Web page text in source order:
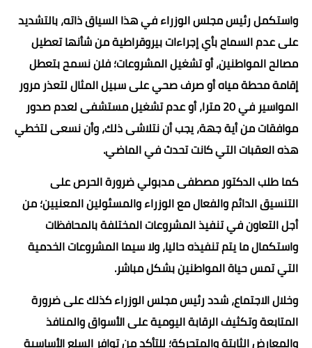
واستكمل رئيس مجلس الوزراء في هذا السياق ذاته، بالتشديد
على عدم السماح بأي إجراءات بيروقراطية من شأنها تعطيل
مصالح المواطنين، أو تشغيل المشروعات؛ فلن نسمح بتعطل
إقامة محطة مياه أو صرف صحي على سبيل المثال لتعذر مرور
المواسير في 20 مترا، أو عدم تشغيل مستشفى لعدم صدور
موافقات من أية جهة، يجب أن نتلاشى ذلك، وأن نسعى لتخطي
هذه العقبات التي كانت تحدث في الماضي.
كما طلب الدكتور مصطفى مدبولي ضرورة الحرص على
التنسيق الدائم والفعال مع الوزراء والمسئولين المعنيين؛ من
أجل التعاون في تنفيذ المشروعات المختلفة بالمحافظات
واستكمال ما يتم تنفيذه حاليا، ولا سيما المشروعات الخدمية
التي تمس حياة المواطنين بشكل مباشر.
وخلال الاجتماع، شدد رئيس مجلس الوزراء كذلك على ضرورة
المتابعة وتكثيف الرقابة اليومية على الأسواق والمنافذ
والمعارض الثابتة والمتحركة؛ للتأكد من توافر السلع الأساسية